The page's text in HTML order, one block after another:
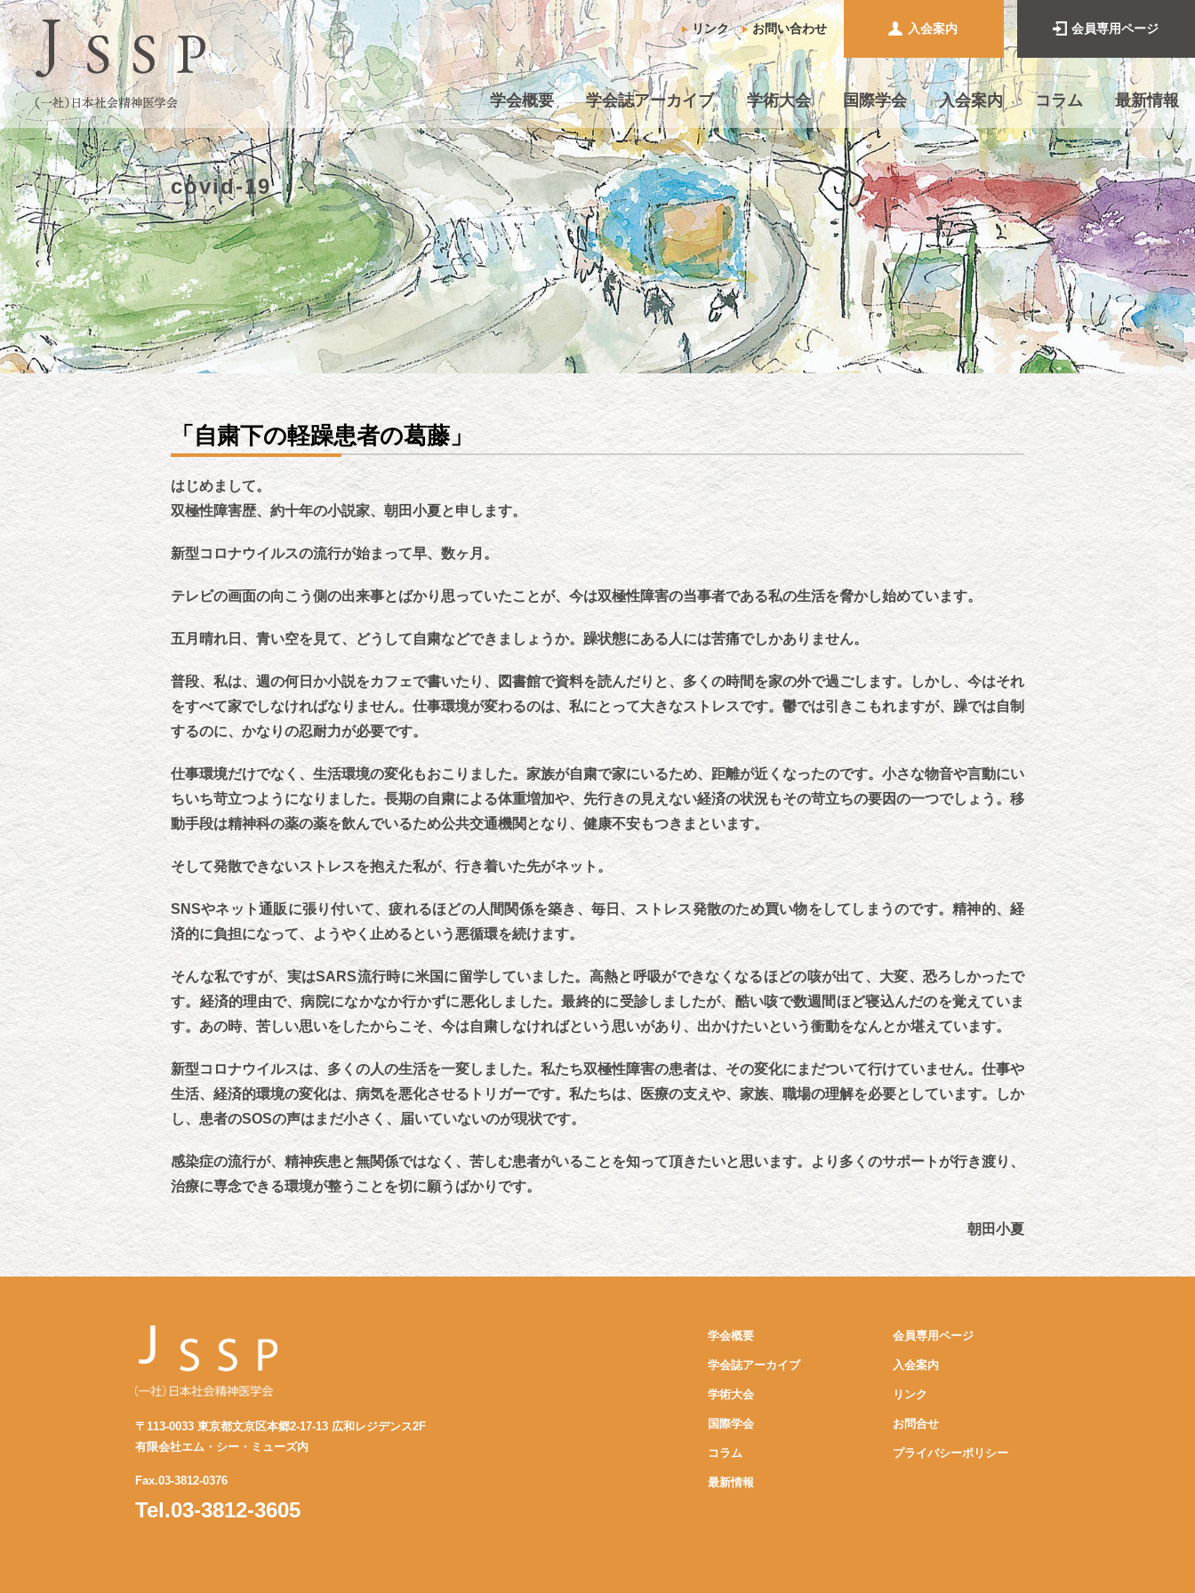
リンク お問い合わせ 入会案内 会員専用ページ
学会概要 学会誌アーカイブ 学術大会 国際学会 入会案内 コラム 最新情報
covid-19
「自粛下の軽躁患者の葛藤」
はじめまして。
双極性障害歴、約十年の小説家、朝田小夏と申します。
新型コロナウイルスの流行が始まって早、数ヶ月。
テレビの画面の向こう側の出来事とばかり思っていたことが、今は双極性障害の当事者である私の生活を脅かし始めています。
五月晴れ日、青い空を見て、どうして自粛などできましょうか。躁状態にある人には苦痛でしかありません。
普段、私は、週の何日か小説をカフェで書いたり、図書館で資料を読んだりと、多くの時間を家の外で過ごします。しかし、今はそれ
をすべて家でしなければなりません。仕事環境が変わるのは、私にとって大きなストレスです。鬱では引きこもれますが、躁では自制
するのに、かなりの忍耐力が必要です。
仕事環境だけでなく、生活環境の変化もおこりました。家族が自粛で家にいるため、距離が近くなったのです。小さな物音や言動にい
ちいち苛立つようになりました。長期の自粛による体重増加や、先行きの見えない経済の状況もその苛立ちの要因の一つでしょう。移
動手段は精神科の薬の薬を飲んでいるため公共交通機関となり、健康不安もつきまといます。
そして発散できないストレスを抱えた私が、行き着いた先がネット。
SNSやネット通販に張り付いて、疲れるほどの人間関係を築き、毎日、ストレス発散のため買い物をしてしまうのです。精神的、経
済的に負担になって、ようやく止めるという悪循環を続けます。
そんな私ですが、実はSARS流行時に米国に留学していました。高熱と呼吸ができなくなるほどの咳が出て、大変、恐ろしかったで
す。経済的理由で、病院になかなか行かずに悪化しました。最終的に受診しましたが、酷い咳で数週間ほど寝込んだのを覚えていま
す。あの時、苦しい思いをしたからこそ、今は自粛しなければという思いがあり、出かけたいという衝動をなんとか堪えています。
新型コロナウイルスは、多くの人の生活を一変しました。私たち双極性障害の患者は、その変化にまだついて行けていません。仕事や
生活、経済的環境の変化は、病気を悪化させるトリガーです。私たちは、医療の支えや、家族、職場の理解を必要としています。しか
し、患者のSOSの声はまだ小さく、届いていないのが現状です。
感染症の流行が、精神疾患と無関係ではなく、苦しむ患者がいることを知って頂きたいと思います。より多くのサポートが行き渡り、
治療に専念できる環境が整うことを切に願うばかりです。
朝田小夏
〒113-0033 東京都文京区本郷2-17-13 広和レジデンス2F
有限会社エム・シー・ミューズ内
Fax.03-3812-0376
Tel.03-3812-3605
学会概要
学会誌アーカイブ
学術大会
国際学会
コラム
最新情報
会員専用ページ
入会案内
リンク
お問合せ
プライバシーポリシー